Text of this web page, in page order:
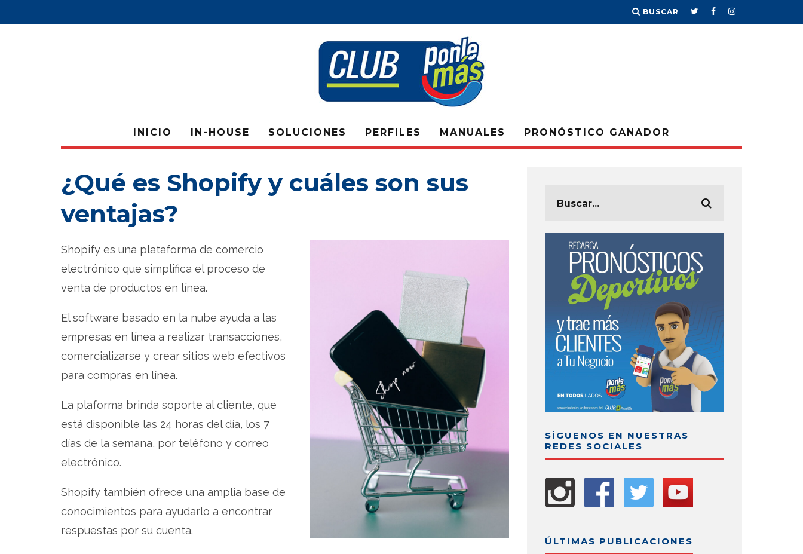
BUSCAR
INICIO IN-HOUSE SOLUCIONES PERFILES MANUALES PRONÓSTICO GANADOR
¿Qué es Shopify y cuáles son sus
ventajas?
Shopify es una plataforma de comercio
electrónico que simplifica el proceso de
venta de productos en línea.
El software basado en la nube ayuda a las
empresas en línea a realizar transacciones,
comercializarse y crear sitios web efectivos
para compras en línea.
La plaforma brinda soporte al cliente, que
está disponible las 24 horas del día, los 7
días de la semana, por teléfono y correo
electrónico.
Shopify también ofrece una amplia base de
conocimientos para ayudarlo a encontrar
respuestas por su cuenta.
SÍGUENOS EN NUESTRAS
REDES SOCIALES
ÚLTIMAS PUBLICACIONES